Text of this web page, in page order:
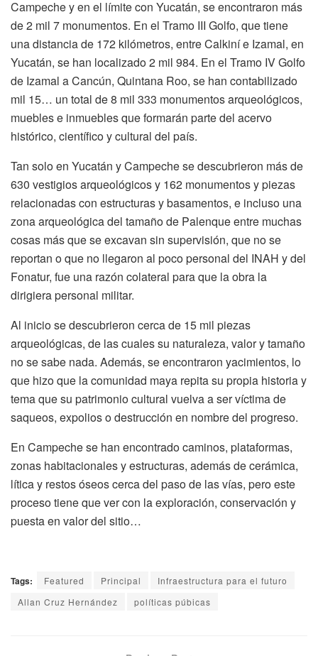
Campeche y en el límite con Yucatán, se encontraron más
de 2 mil 7 monumentos. En el Tramo III Golfo, que tiene
una distancia de 172 kilómetros, entre Calkiní e Izamal, en
Yucatán, se han localizado 2 mil 984. En el Tramo IV Golfo
de Izamal a Cancún, Quintana Roo, se han contabilizado
mil 15… un total de 8 mil 333 monumentos arqueológicos,
muebles e inmuebles que formarán parte del acervo
histórico, científico y cultural del país.
Tan solo en Yucatán y Campeche se descubrieron más de
630 vestigios arqueológicos y 162 monumentos y piezas
relacionadas con estructuras y basamentos, e incluso una
zona arqueológica del tamaño de Palenque entre muchas
cosas más que se excavan sin supervisión, que no se
reportan o que no llegaron al poco personal del INAH y del
Fonatur, fue una razón colateral para que la obra la
dirigiera personal militar.
Al inicio se descubrieron cerca de 15 mil piezas
arqueológicas, de las cuales su naturaleza, valor y tamaño
no se sabe nada. Además, se encontraron yacimientos, lo
que hizo que la comunidad maya repita su propia historia y
tema que su patrimonio cultural vuelva a ser víctima de
saqueos, expolios o destrucción en nombre del progreso.
En Campeche se han encontrado caminos, plataformas,
zonas habitacionales y estructuras, además de cerámica,
lítica y restos óseos cerca del paso de las vías, pero este
proceso tiene que ver con la exploración, conservación y
puesta en valor del sitio…
Tags: Featured Principal
Infraestructura para el futuro
Allan Cruz Hernández
políticas púbicas